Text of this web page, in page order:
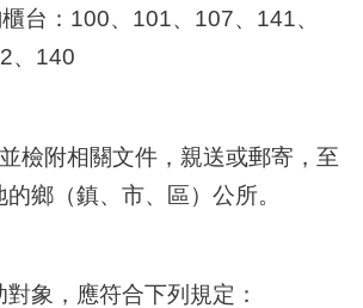
台：100、101、107、141、
、140
檢附相關文件，親送或郵寄，至
鄉（鎮、市、區）公所。
象，應符合下列規定：